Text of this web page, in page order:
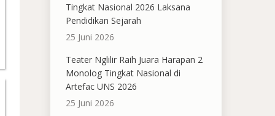
Tingkat Nasional 2026 Laksana
Pendidikan Sejarah
25 Juni 2026
Teater Nglilir Raih Juara Harapan 2
Monolog Tingkat Nasional di
Artefac UNS 2026
25 Juni 2026